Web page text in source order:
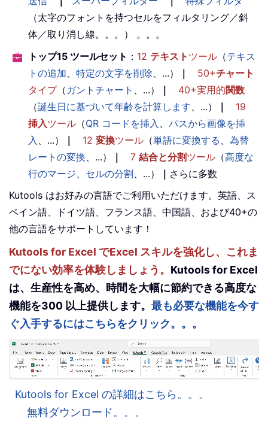
（太字のフォントを持つセルをフィルタリング／斜
体／取り消し線。。。） 。。。
トップ15 ツールセット ： 12 テキスト ツール （テキス
トの追加、 特定の文字を削除、...） ｜ 50+チャート
タイプ（ ガントチャート 、...） ｜ 40+実用的関数
（誕生日に基づいて年齢を計算します、...） ｜
19
挿入ツール （QR コードを挿入 、 パスから画像を挿
入 、...） ｜ 12 変換ツール （単語に変換する 、 為替
レートの変換、...） ｜ 7 結合と分割ツール （高度な
行のマージ、 セルの分割、...） ｜ さらに多数
Kutools はお好みの言語でご利用いただけます。英語、ス
ペイン語、ドイツ語、フランス語、中国語、および40+の
他の言語をサポートしています！
Kutools for Excel でExcel スキルを強化し、これま
でにない効率を体験しましょう。 Kutools for Excel
は、生産性を高め、時間を大幅に節約できる高度な
機能を300 以上提供します。 最も必要な機能を今す
ぐ入手するにはこちらをクリック。。。
Kutools for Excel の詳細はこちら。。。
無料ダウンロード。。。